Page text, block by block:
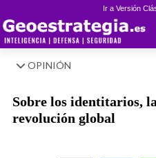
Ir a Versión
OPINIÓN
Sobre los identitarios,
revolución global